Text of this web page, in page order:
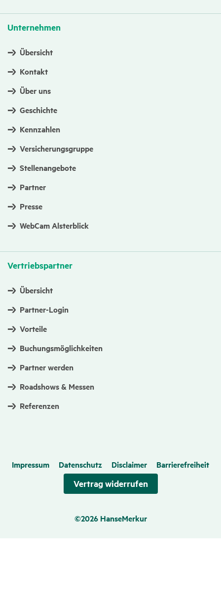
Unter­nehmen
Übersicht
Kontakt
Über uns
Geschichte
Kennzahlen
Versicherungsgruppe
Stellenangebote
Partner
Presse
WebCam Alsterblick
Vertriebs­partner
Übersicht
Partner-Login
Vorteile
Buchungsmöglichkeiten
Partner werden
Roadshows & Messen
Referenzen
©2026 HanseMerkur
Impressum Datenschutz Disclaimer Barrierefreiheit
Vertrag wider­rufen